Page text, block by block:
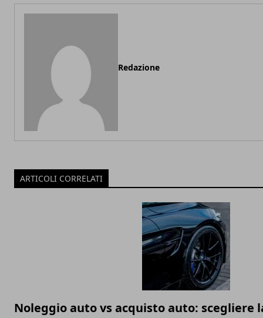
Redazione
ARTICOLI CORRELATI
Noleggio auto vs acquisto auto: scegliere